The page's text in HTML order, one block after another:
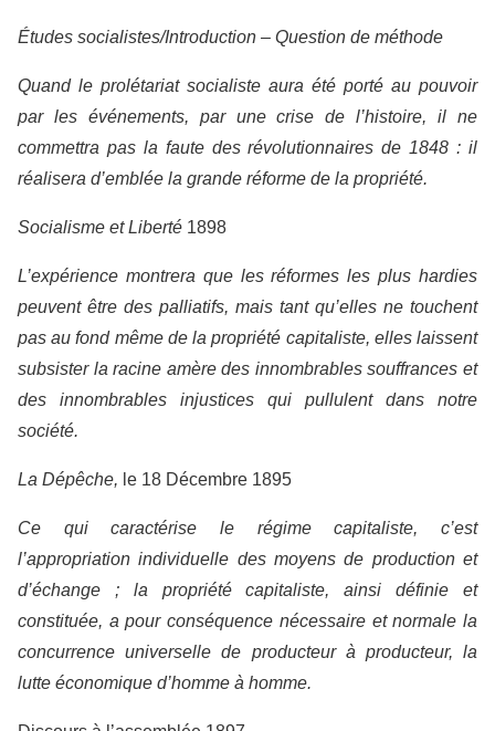
Études socialistes/Introduction – Question de méthode
Quand le prolétariat socialiste aura été porté au pouvoir
par les événements, par une crise de l’histoire, il ne
commettra pas la faute des révolutionnaires de 1848 : il
réalisera d’emblée la grande réforme de la propriété.
Socialisme et Liberté 1898
L’expérience montrera que les réformes les plus hardies
peuvent être des palliatifs, mais tant qu’elles ne touchent
pas au fond même de la propriété capitaliste, elles laissent
subsister la racine amère des innombrables souffrances et
des innombrables injustices qui pullulent dans notre
société.
La Dépêche, le 18 Décembre 1895
Ce qui caractérise le régime capitaliste, c’est
l’appropriation individuelle des moyens de production et
d’échange ; la propriété capitaliste, ainsi définie et
constituée, a pour conséquence nécessaire et normale la
concurrence universelle de producteur à producteur, la
lutte économique d’homme à homme.